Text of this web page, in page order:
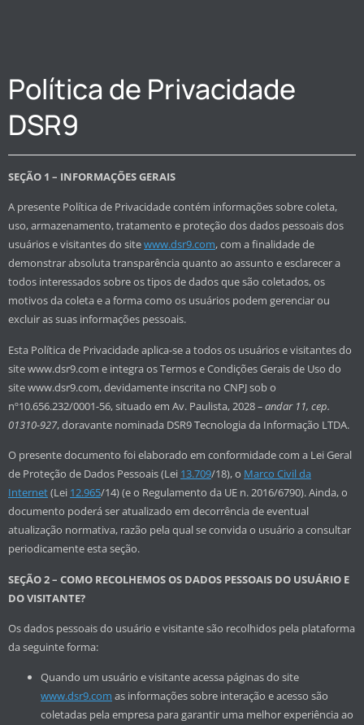
Política de Privacidade
DSR9
SEÇÃO 1 – INFORMAÇÕES GERAIS
A presente Política de Privacidade contém informações sobre coleta,
uso, armazenamento, tratamento e proteção dos dados pessoais dos
usuários e visitantes do sitewww.dsr9.com, com a finalidade de
demonstrar absoluta transparência quanto ao assunto e esclarecer a
todos interessados sobre os tipos de dados que são coletados, os
motivos da coleta e a forma como os usuários podem gerenciar ou
excluir as suas informações pessoais.
Esta Política de Privacidade aplica-se a todos os usuários e visitantes do
site www.dsr9.com e integra os Termos e Condições Gerais de Uso do
site www.dsr9.com, devidamente inscrita no CNPJ sob o
nº10.656.232/0001-56, situado em Av. Paulista, 2028–andar 11, cep.
01310-927, doravante nominada DSR9 Tecnologia da Informação LTDA.
O presente documento foi elaborado em conformidade com a Lei Geral
de Proteção de Dados Pessoais (Lei 13.709/18), o Marco Civil da
Internet(Lei 12.965/14) (e o Regulamento da UE n. 2016/6790). Ainda, o
documento poderá ser atualizado em decorrência de eventual
atualização normativa, razão pela qual se convida o usuário a consultar
periodicamente esta seção.
SEÇÃO 2 – COMO RECOLHEMOS OS DADOS PESSOAIS DO USUÁRIO E
DO VISITANTE?
Os dados pessoais do usuário e visitante são recolhidos pela plataforma
da seguinte forma:
Quando um usuário e visitante acessa páginas do site
www.dsr9.com as informações sobre interação e acesso são
coletadas pela empresa para garantir uma melhor experiência ao